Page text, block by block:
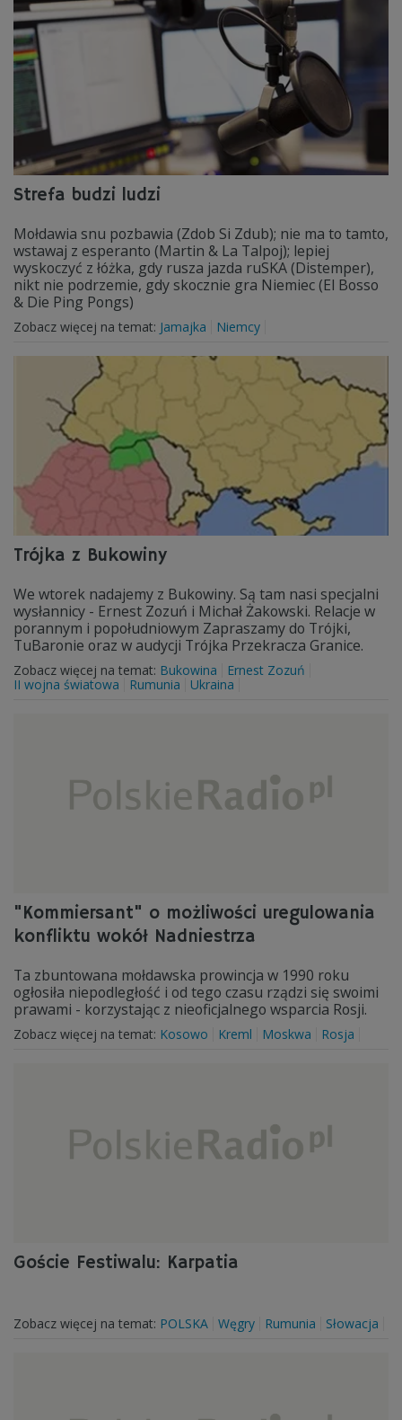
Strefa budzi ludzi
Mołdawia snu pozbawia (Zdob Si Zdub); nie ma to tamto,
wstawaj z esperanto (Martin & La Talpoj); lepiej
wyskoczyć z łóżka, gdy rusza jazda ruSKA (Distemper),
nikt nie podrzemie, gdy skocznie gra Niemiec (El Bosso
& Die Ping Pongs)
Zobacz więcej na temat: Jamajka Niemcy
Trójka z Bukowiny
We wtorek nadajemy z Bukowiny. Są tam nasi specjalni
wysłannicy - Ernest Zozuń i Michał Żakowski. Relacje w
porannym i popołudniowym Zapraszamy do Trójki,
TuBaronie oraz w audycji Trójka Przekracza Granice.
Zobacz więcej na temat: Bukowina
Ernest Zozuń
II wojna światowa
Rumunia Ukraina
"Kommiersant" o możliwości uregulowania
konfliktu wokół Nadniestrza
Ta zbuntowana mołdawska prowincja w 1990 roku
ogłosiła niepodległość i od tego czasu rządzi się swoimi
prawami - korzystając z nieoficjalnego wsparcia Rosji.
Zobacz więcej na temat: Kosowo Kreml Moskwa Rosja
Goście Festiwalu: Karpatia
Zobacz więcej na temat: POLSKA Węgry Rumunia Słowacja